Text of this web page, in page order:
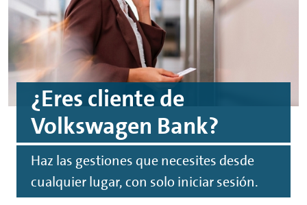
¿Eres cliente de
Volkswagen Bank?
Haz las gestiones que necesites desde
cualquier lugar, con solo iniciar sesión.